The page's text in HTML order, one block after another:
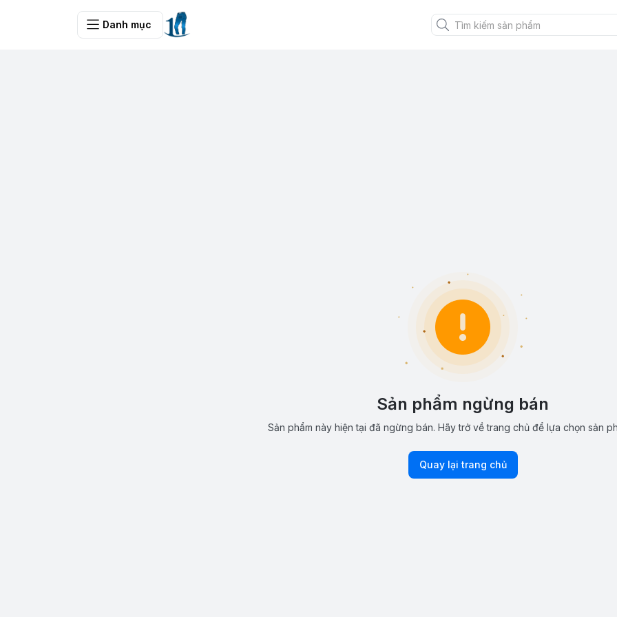
Danh mục
Sản phẩm ngừng bán
Sản phẩm này hiện tại đã ngừng bán. Hãy trở về trang chủ để lựa chọn sản
Quay lại trang chủ